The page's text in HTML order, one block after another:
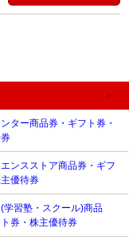
ター商品券・ギフト券・
ンスストア商品券・ギフ
優待券
学習塾・スクール)商品
券・株主優待券